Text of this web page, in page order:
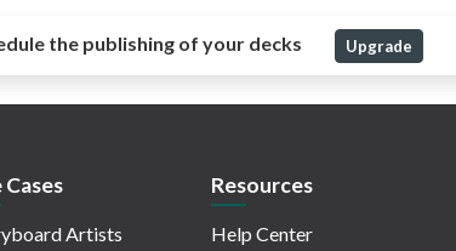
the publishing of your decks Upgrade
Cases
Artists
Resources
Help Center